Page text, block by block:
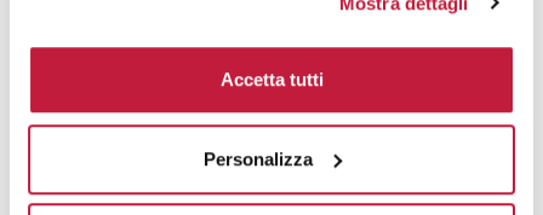
Accetta tutti
Personalizza
Area di personalizzazione
Domande e risposte